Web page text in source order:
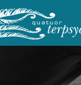
au
contenu
principal